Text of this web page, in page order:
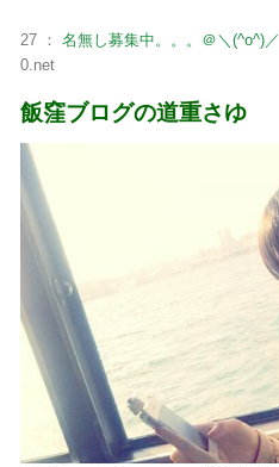
27 ： 名無し募集中。。。＠＼(^o^)／
0.net
飯窪ブログの道重さゆ